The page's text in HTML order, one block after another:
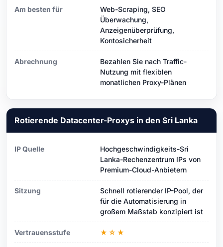
Am besten für
Web-Scraping, SEO
Überwachung,
Anzeigenüberprüfung,
Kontosicherheit
Abrechnung
Bezahlen Sie nach Traffic-
Nutzung mit flexiblen
monatlichen Proxy-Plänen
Rotierende Datacenter-Proxys in den Sri Lanka
IP Quelle
Hochgeschwindigkeits-Sri
Lanka-Rechenzentrum IPs von
Premium-Cloud-Anbietern
Sitzung
Schnell rotierender IP-Pool, der
für die Automatisierung in
großem Maßstab konzipiert ist
Vertrauensstufe ★☆★